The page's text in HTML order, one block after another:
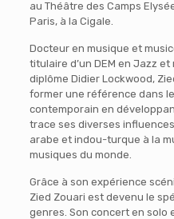
au Théâtre des Camps
Paris, à la Cigale.
Docteur en musique et
titulaire d’un DEM en Jazz
diplôme Didier Lockwood,
former une référence dans
contemporain en
trace ses diverses
arabe et indou-turque à la
musiques du monde.
Grâce à son expérience
Zied Zouari est devenu le
genres. Son concert en solo